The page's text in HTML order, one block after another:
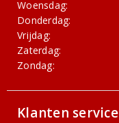
Woensdag:
Donderdag:
Vrijdag:
Zaterdag:
Zondag:
Klanten service